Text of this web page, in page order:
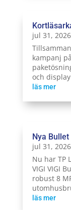
jul 31, 2026
kampanj
och display
läs mer
Nya
jul 31, 2026
Nu har TP
VIGI VIGI
robust 8
läs mer